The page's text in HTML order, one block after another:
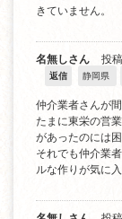
きていません。
名無しさん 投
返信 静岡県
仲介業者さんが
たまに東栄の営
があったのには困
それでも仲介業
ルな作りが気に